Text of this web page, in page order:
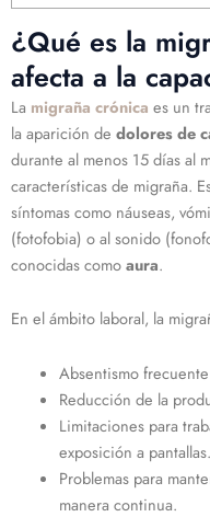
¿Qué es la
afecta a la
La migraña crónica es un
la aparición de dolores de
durante al menos 15 días al
características de migraña.
síntomas como náuseas,
(fotofobia) o al sonido
conocidas comoaura.
En el ámbito laboral, la
Absentismo
Reducción de la
Limitaciones para
exposición a pantallas.
Problemas para
manera continua.